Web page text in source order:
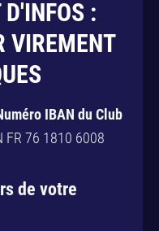
:
VIREMENT
IBAN du Club
FR 76 1810 6008
de votre